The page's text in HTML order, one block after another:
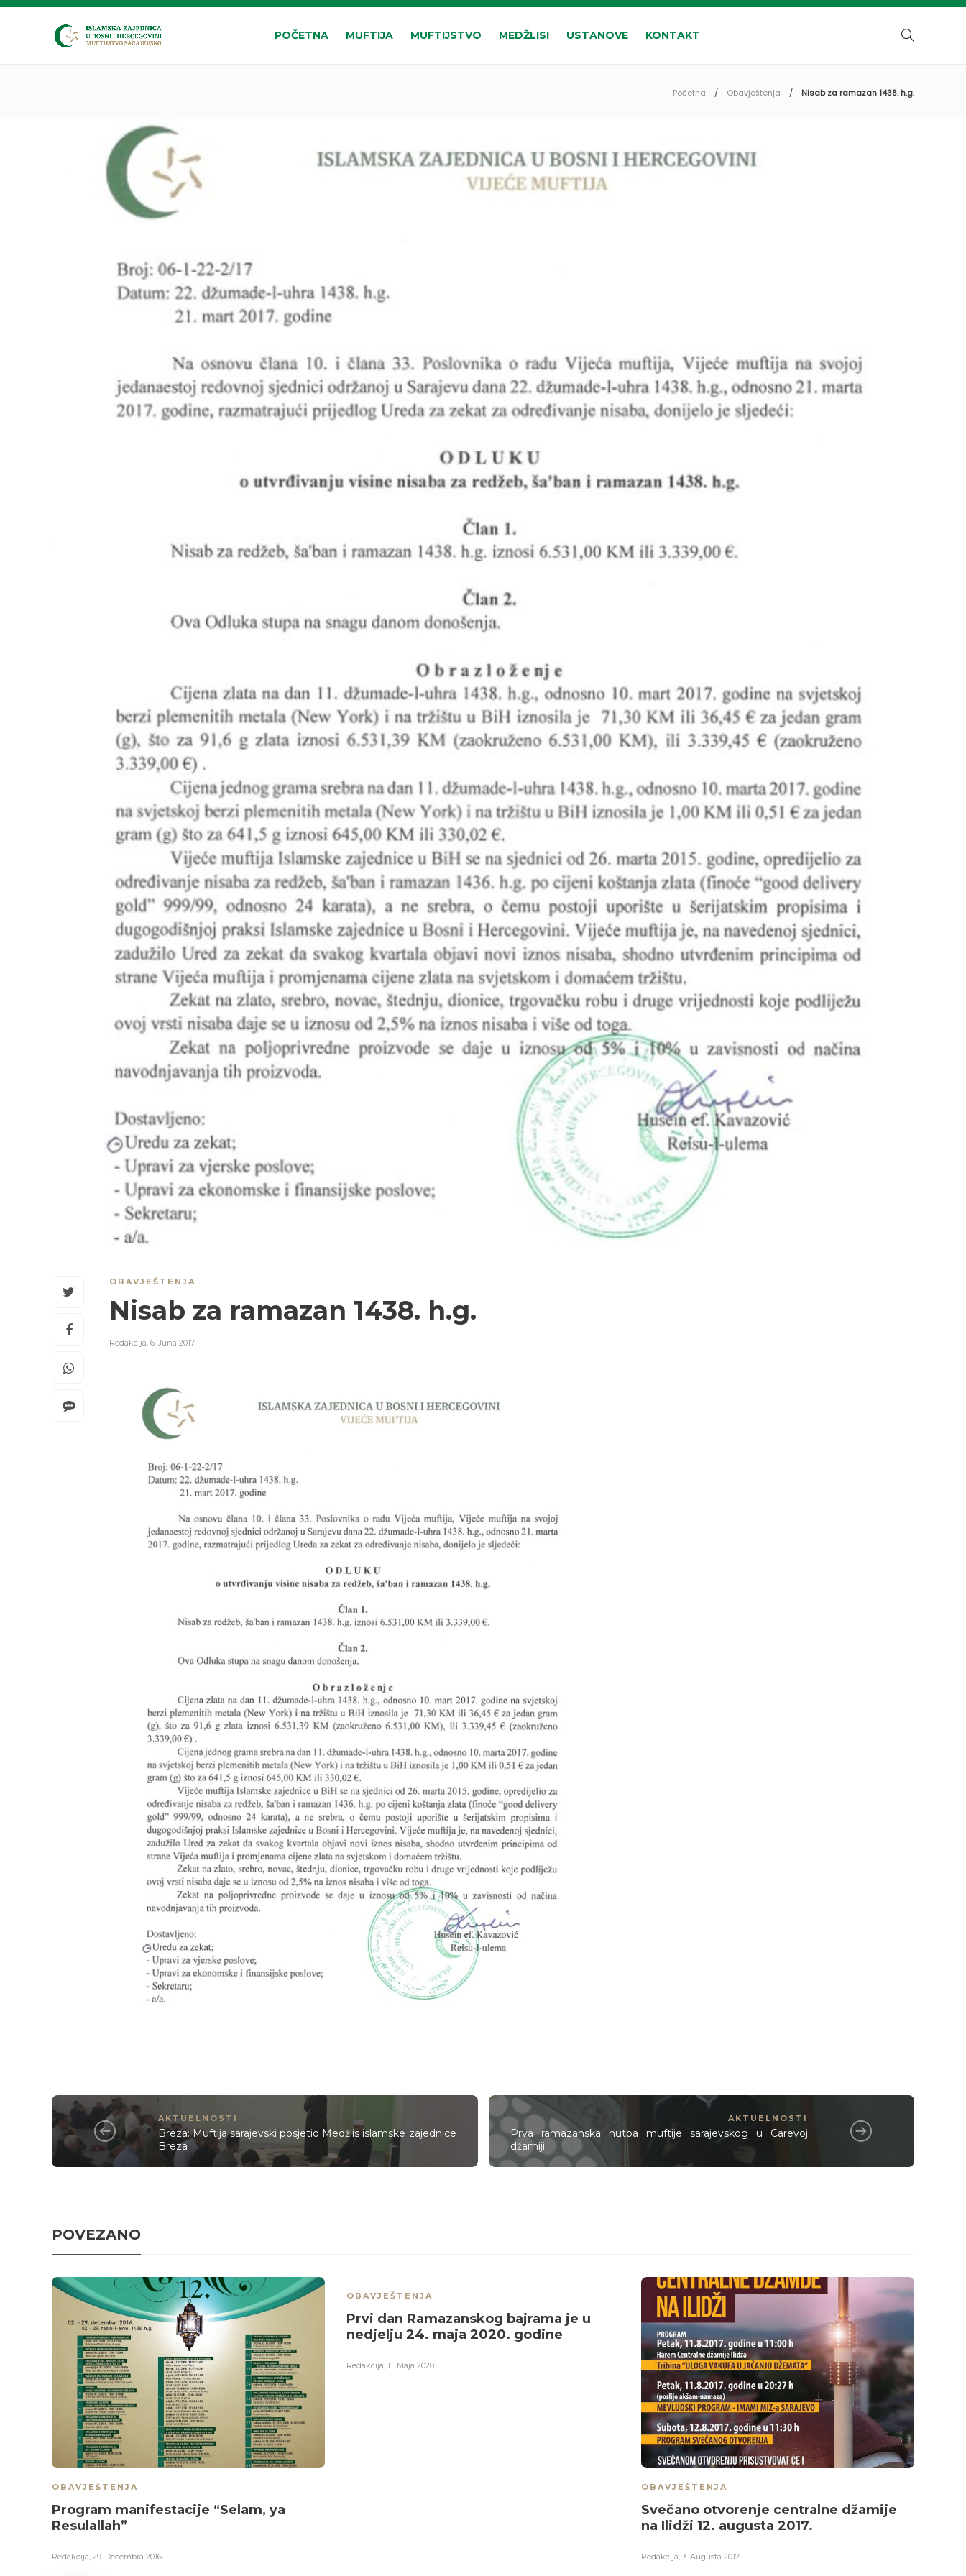
POČETNA MUFTIJA MUFTIJSTVO MEDŽLISI USTANOVE KONTAKT
Početna Obavještenja Nisab za ramazan 1438. h.g.
OBAVJEŠTENJA
Nisab za ramazan 1438. h.g.
Redakcija, 6. Juna 2017.
AKTUELNOSTI
Breza: Muftija sarajevski posjetio Medžlis islamske zajednice
Breza
AKTUELNOSTI
Prva ramazanska hutba muftije sarajevskog u Carevoj
džamiji
POVEZANO
OBAVJEŠTENJA
Program manifestacije “Selam, ya
Resulallah”
Redakcija, 29. Decembra 2016.
OBAVJEŠTENJA
Prvi dan Ramazanskog bajrama je u
nedjelju 24. maja 2020. godine
Redakcija, 11. Maja 2020.
OBAVJEŠTENJA
Svečano otvorenje centralne džamije
na Ilidži 12. augusta 2017.
Redakcija, 3. Augusta 2017.